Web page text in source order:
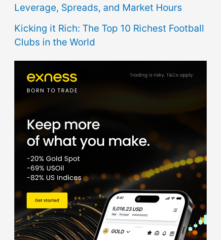
Leverage, Spreads, and Market Hours
Kicking it Rich: The Top 10 Richest Football
Clubs in the World